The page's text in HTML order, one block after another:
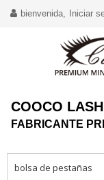
bienvenida, Iniciar
COOCO
FABRICANTE